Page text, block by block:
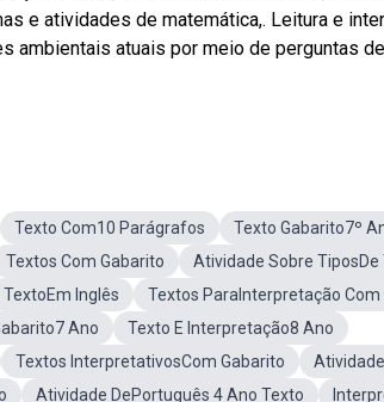
e atividades de matemática,. Leitura e
ambientais atuais por meio de perguntas
Texto Com10 Parágrafos
Texto Gabarito7º
Textos Com Gabarito
Atividade Sobre
TextoEm Inglês
Textos ParaInterpretação Com
Ano
Texto E Interpretação8 Ano
Textos InterpretativosCom Gabarito
Atividade DePortuguês 4 Ano Texto